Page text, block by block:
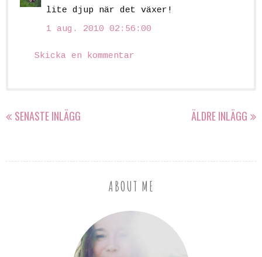
lite djup när det växer!
1 aug. 2010 02:56:00
Skicka en kommentar
SENASTE INLÄGG ÄLDRE INLÄGG
ABOUT ME